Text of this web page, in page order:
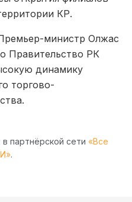
КР.
министр Олжас
Правительство РК
динамику
торгово-
партнёрской сети «Все
.